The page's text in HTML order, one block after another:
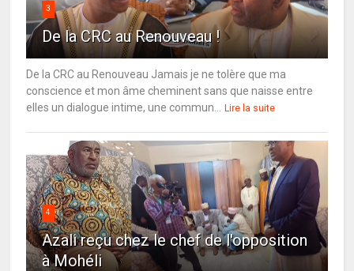
3
De la CRC au Renouveau !
De la CRC au Renouveau Jamais je ne tolère que ma
conscience et mon âme cheminent sans que naisse entre
elles un dialogue intime, une commun...
Lire la suite
4
Azali reçu chez le chef de l'opposition
à Mohéli